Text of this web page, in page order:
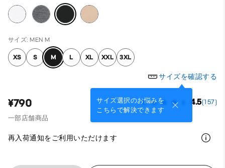
サイズ: MEN M
XS S M L XL XXL 3XL
サイズを確認する
サイズ選択のお悩みを
こちらで解決できます
¥790 4.5(157)
一部店舗商品
再入荷通知をご利用いただけます